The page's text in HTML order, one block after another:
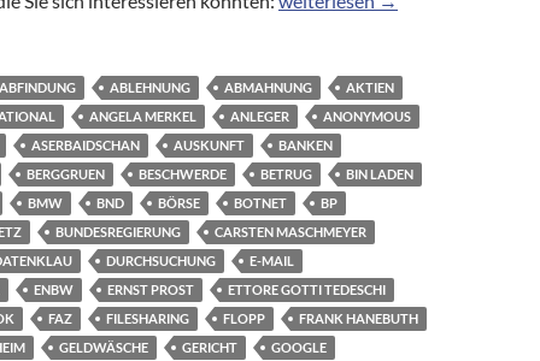
ABFINDUNG ABLEHNUNG ABMAHNUNG
AKTIEN
ANGELA MERKEL ANLEGER
ANONYMOUS
ASERBAIDSCHAN AUSKUNFT
BANKEN
BERGGRUEN BESCHWERDE BETRUG
BIN LADEN
BMW BND BÖRSE BOTNET
BP
BUNDESREGIERUNG
CARSTEN MASCHMEYER
DURCHSUCHUNG
E-MAIL
ENBW ERNST PROST
ETTORE GOTTI TEDESCHI
FAZ FILESHARING FLOPP
FRANK HANEBUTH
GELDWÄSCHE GERICHT
GOOGLE